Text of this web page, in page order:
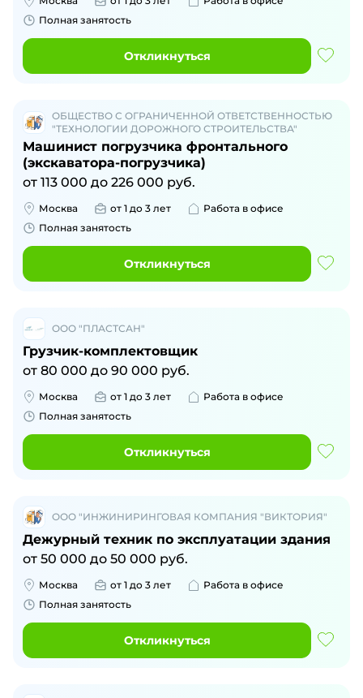
Полная занятость
Откликнуться
ОБЩЕСТВО С ОГРАНИЧЕННОЙ ОТВЕТСТВЕННОСТЬЮ
"ТЕХНОЛОГИИ ДОРОЖНОГО СТРОИТЕЛЬСТВА"
Машинист погрузчика фронтального
(экскаватора-погрузчика)
от 113 000 до 226 000 руб.
Москва от 1 до 3 лет
Работа в офисе
Полная занятость
Откликнуться
ООО "ПЛАСТСАН"
Грузчик-комплектовщик
от 80 000 до 90 000 руб.
Москва от 1 до 3 лет
Работа в офисе
Полная занятость
Откликнуться
ООО "ИНЖИНИРИНГОВАЯ КОМПАНИЯ "ВИКТОРИЯ"
Дежурный техник по эксплуатации здания
от 50 000 до 50 000 руб.
Москва от 1 до 3 лет
Работа в офисе
Полная занятость
Откликнуться